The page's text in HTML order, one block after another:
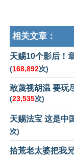
相关文章：
天赐10个影后！
(168,892次)
敢蔑视胡温 要玩
(23,535次)
天赐法宝 这是中
次)
拾荒老太婆把我